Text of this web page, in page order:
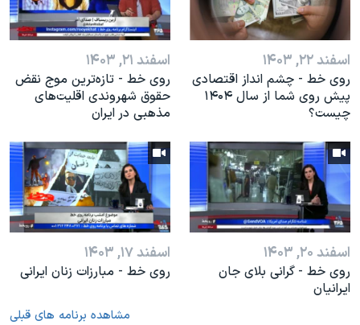
اسفند ۲۲, ۱۴۰۳
روی خط - چشم انداز اقتصادی
پیش روی شما از سال ۱۴۰۴
چیست؟
اسفند ۲۱, ۱۴۰۳
روی خط - تازه‌ترین موج نقض
حقوق شهروندی اقلیت‌های
مذهبی در ایران
اسفند ۲۰, ۱۴۰۳
روی خط - گرانی بلای جان
ایرانیان
اسفند ۱۷, ۱۴۰۳
روی خط - مبارزات زنان ایرانی
مشاهده برنامه های قبلی